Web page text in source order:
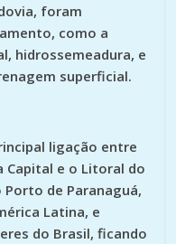
foram
como a
hidrossemeadura, e
superficial.
ligação entre
Capital e o Litoral do
de Paranaguá,
Latina, e
do Brasil, ficando